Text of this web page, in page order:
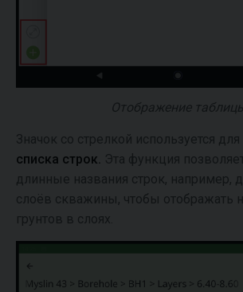
Отображение
Значок со стрелкой используется для
списка строк. Эта функция
длинные названия строк, например,
слоёв скважины, чтобы отображать
грунтов в слоях.